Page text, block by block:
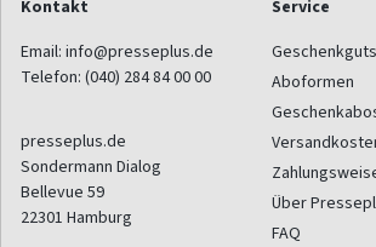
Kontakt
Email: info@presseplus.de
Telefon: (040) 284 84 00 00
presseplus.de
Sondermann Dialog
Bellevue 59
22301 Hamburg
Service
Aboformen
Über
FAQ